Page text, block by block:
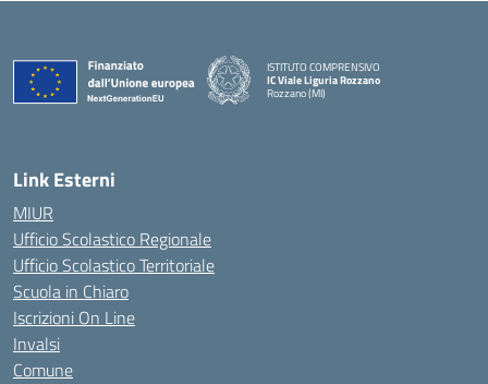
ISTITUTO COMPRENSIVO
IC Viale Liguria Rozzano
Rozzano (MI)
Link Esterni
MIUR
Ufficio Scolastico Regionale
Ufficio Scolastico Territoriale
Scuola in Chiaro
Iscrizioni On Line
Invalsi
Comune